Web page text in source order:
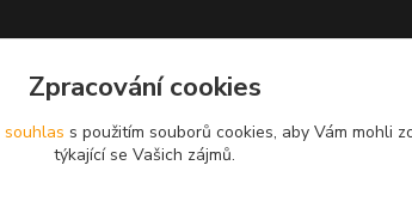
Zpracování cookies
souhlas s použitím souborů cookies, aby Vám mohli
týkající se Vašich zájmů.